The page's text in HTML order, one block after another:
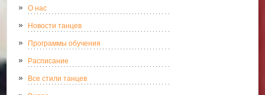
О нас
Новости танцев
Программы обучения
Расписание
Все стили танцев